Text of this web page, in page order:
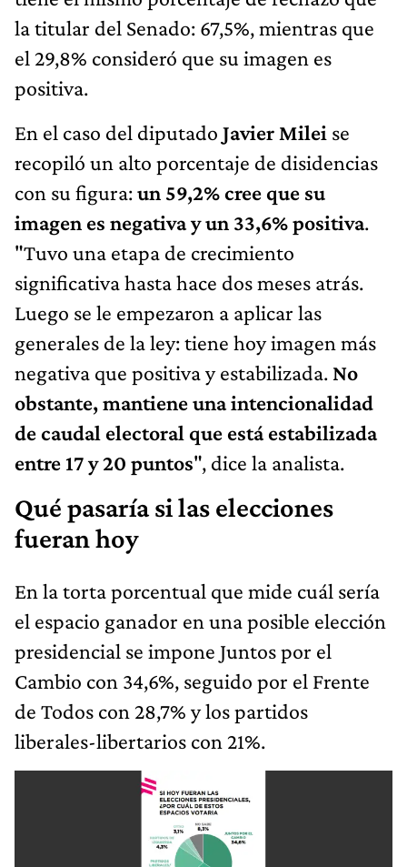
la titular del Senado: 67,5%, mientras que
el 29,8% consideró que su imagen es
positiva.
En el caso del diputado Javier Milei se
recopiló un alto porcentaje de disidencias
con su figura:un 59,2% cree que su
imagen es negativa y un 33,6% positiva.
"Tuvo una etapa de crecimiento
significativa hasta hace dos meses atrás.
Luego se le empezaron a aplicar las
generales de la ley: tiene hoy imagen más
negativa que positiva y estabilizada. No
obstante, mantiene una intencionalidad
de caudal electoral que está estabilizada
entre 17 y 20 puntos", dice la analista.
Qué pasaría si las elecciones
fueran hoy
En la torta porcentual que mide cuál sería
el espacio ganador en una posible elección
presidencial se impone Juntos por el
Cambio con 34,6%, seguido por el Frente
de Todos con 28,7% y los partidos
liberales-libertarios con 21%.